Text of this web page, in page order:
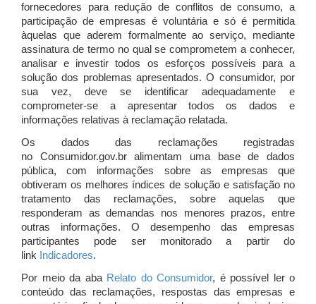
fornecedores para redução de conflitos de consumo, a
participação de empresas é voluntária e só é permitida
àquelas que aderem formalmente ao serviço, mediante
assinatura de termo no qual se comprometem a conhecer,
analisar e investir todos os esforços possíveis para a
solução dos problemas apresentados. O consumidor, por
sua vez, deve se identificar adequadamente e
comprometer-se a apresentar todos os dados e
informações relativas à reclamação relatada.
Os dados das reclamações registradas
no Consumidor.gov.br alimentam uma base de dados
pública, com informações sobre as empresas que
obtiveram os melhores índices de solução e satisfação no
tratamento das reclamações, sobre aquelas que
responderam as demandas nos menores prazos, entre
outras informações. O desempenho das empresas
participantes pode ser monitorado a partir do
link Indicadores.
Por meio da aba Relato do Consumidor, é possível ler o
conteúdo das reclamações, respostas das empresas e